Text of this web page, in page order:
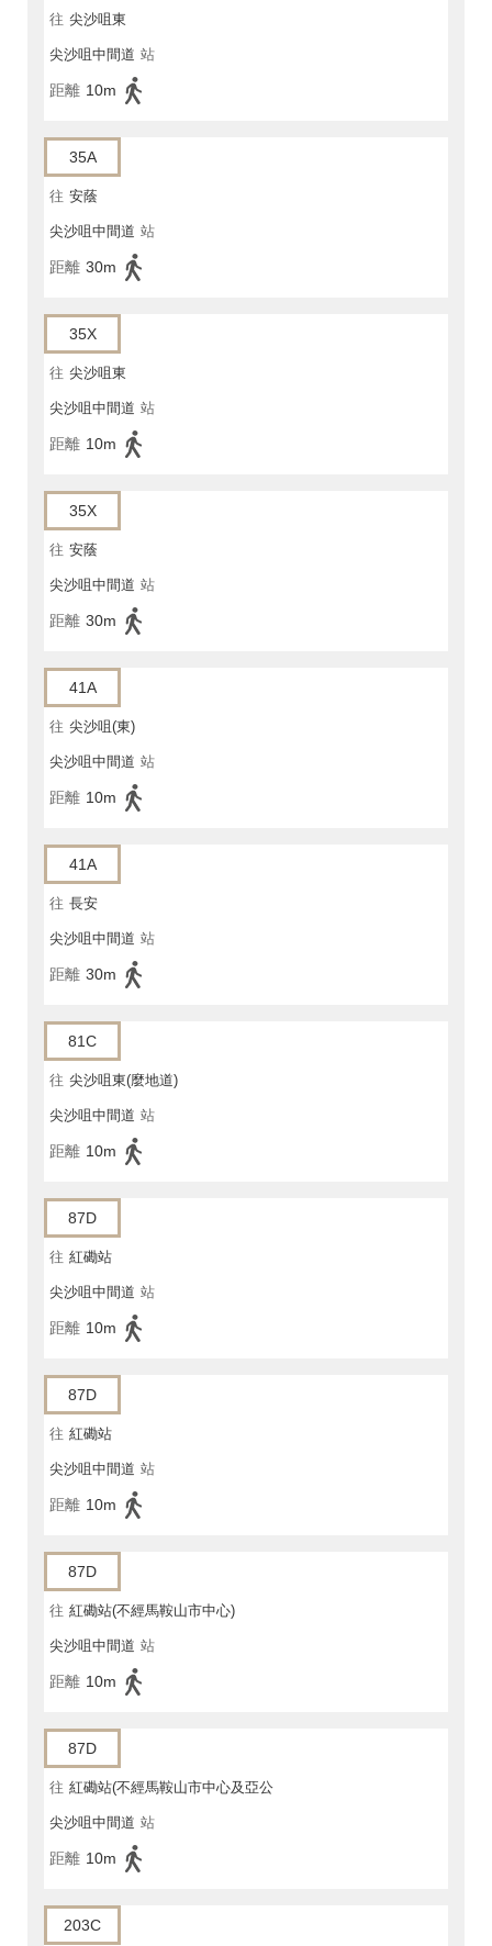
往 尖沙咀東
尖沙咀中間道 站
距離 10m
35A
往 安蔭
尖沙咀中間道 站
距離 30m
35X
往 尖沙咀東
尖沙咀中間道 站
距離 10m
35X
往 安蔭
尖沙咀中間道 站
距離 30m
41A
往 尖沙咀(東)
尖沙咀中間道 站
距離 10m
41A
往 長安
尖沙咀中間道 站
距離 30m
81C
往 尖沙咀東(麼地道)
尖沙咀中間道 站
距離 10m
87D
往 紅磡站
尖沙咀中間道 站
距離 10m
87D
往 紅磡站
尖沙咀中間道 站
距離 10m
87D
往 紅磡站(不經馬鞍山市中心)
尖沙咀中間道 站
距離 10m
87D
往 紅磡站(不經馬鞍山市中心及亞公
角街)
尖沙咀中間道 站
距離 10m
203C